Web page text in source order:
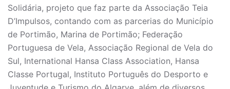
Solidária, projeto que faz parte da Associação Teia
D’Impulsos, contando com as parcerias do Município
de Portimão, Marina de Portimão; Federação
Portuguesa de Vela, Associação Regional de Vela do
Sul, International Hansa Class Association, Hansa
Classe Portugal, Instituto Português do Desporto e